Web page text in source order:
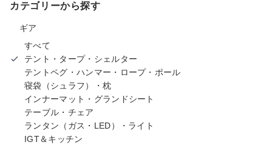
カテゴリーから探す
ギア
すべて
テント・タープ・シェルター
テントペグ・ハンマー・ロープ・ポール
寝袋（シュラフ）・枕
インナーマット・グランドシート
テーブル・チェア
ランタン（ガス・LED）・ライト
IGT＆キッチン